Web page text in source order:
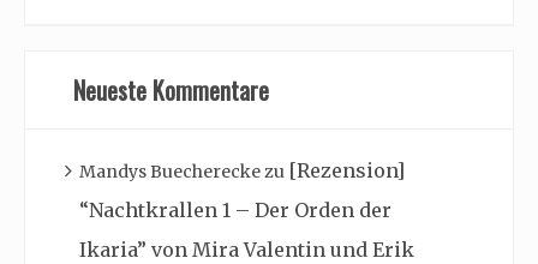
Neueste Kommentare
Mandys Buechereckezu [Rezension]
“Nachtkrallen 1 – Der Orden der
Ikaria” von Mira Valentin und Erik